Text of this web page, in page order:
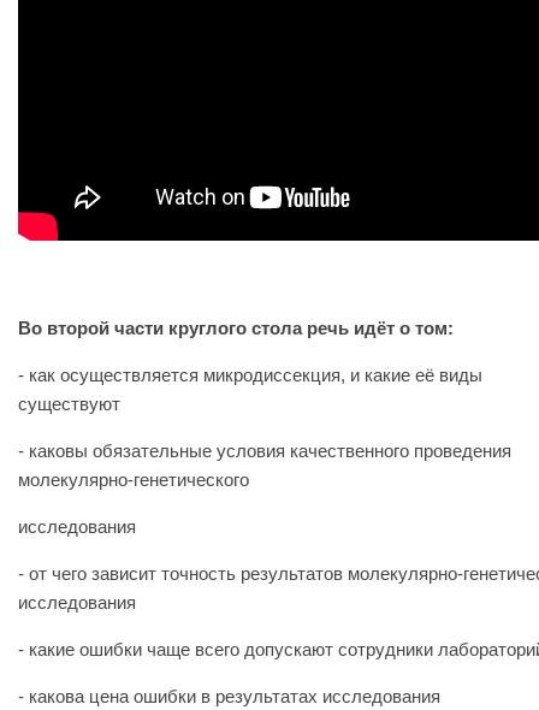
Во второй части круглого стола речь идёт о том:
- как осуществляется микродиссекция, и какие её виды
существуют
- каковы обязательные условия качественного проведения
молекулярно-генетического
исследования
- от чего зависит точность результатов молекулярно-
исследования
- какие ошибки чаще всего допускают сотрудники
- какова цена ошибки в результатах исследования